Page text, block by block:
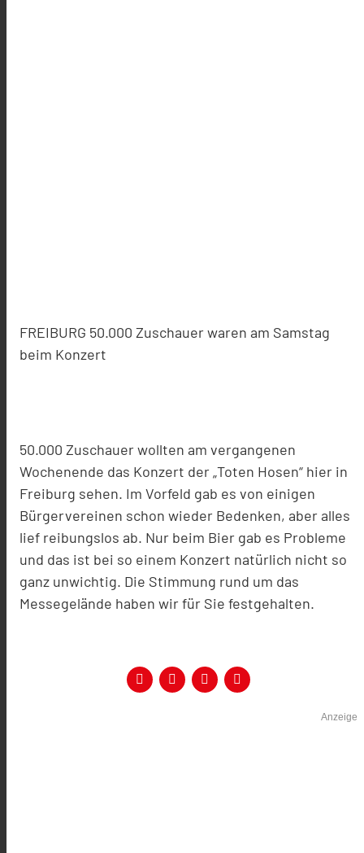
FREIBURG 50.000 Zuschauer waren am Samstag
beim Konzert
50.000 Zuschauer wollten am vergangenen
Wochenende das Konzert der „Toten Hosen“ hier in
Freiburg sehen. Im Vorfeld gab es von einigen
Bürgervereinen schon wieder Bedenken, aber alles
lief reibungslos ab. Nur beim Bier gab es Probleme
und das ist bei so einem Konzert natürlich nicht so
ganz unwichtig. Die Stimmung rund um das
Messegelände haben wir für Sie festgehalten.
Anzeige